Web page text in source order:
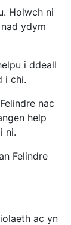
Holwch ni
ydym
i ddeall
i chi.
nac
help
ni.
Felindre
ac yn